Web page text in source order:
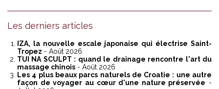
Les derniers articles
IZA, la nouvelle escale japonaise qui électrise Saint-
Tropez - Août 2026
TUI NA SCULPT : quand le drainage rencontre l'art du
massage chinois - Août 2026
Les 4 plus beaux parcs naturels de Croatie : une autre
façon de voyager au cœur d'une nature préservée -